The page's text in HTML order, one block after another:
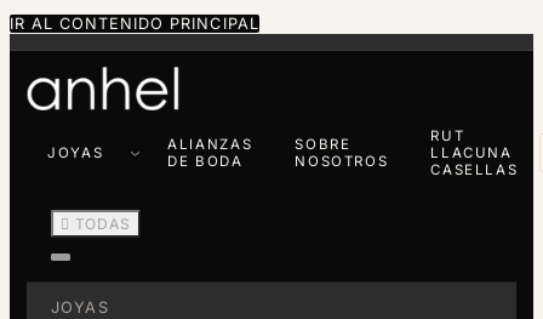
IR AL CONTENIDO PRINCIPAL
JOYAS
ALIANZAS
DE BODA
SOBRE
NOSOTROS
RUT
LLACUNA
CASELLAS
 TODAS
JOYAS